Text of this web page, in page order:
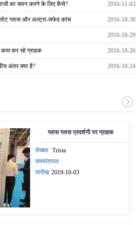
का चयन करने के लिए कैसे? 2016-11-03
ग्लास और अल्ट्रा-सफेद कांच 2016-10-30
2016-10-29
कर रहे ग्राहक 2016-10-26
अंतर क्या है? 2016-10-24
ग्लास ग्लास प्रदर्शनी पर ग्राहक
लेखक Trista
समयांतराल
तारीख 2019-10-03